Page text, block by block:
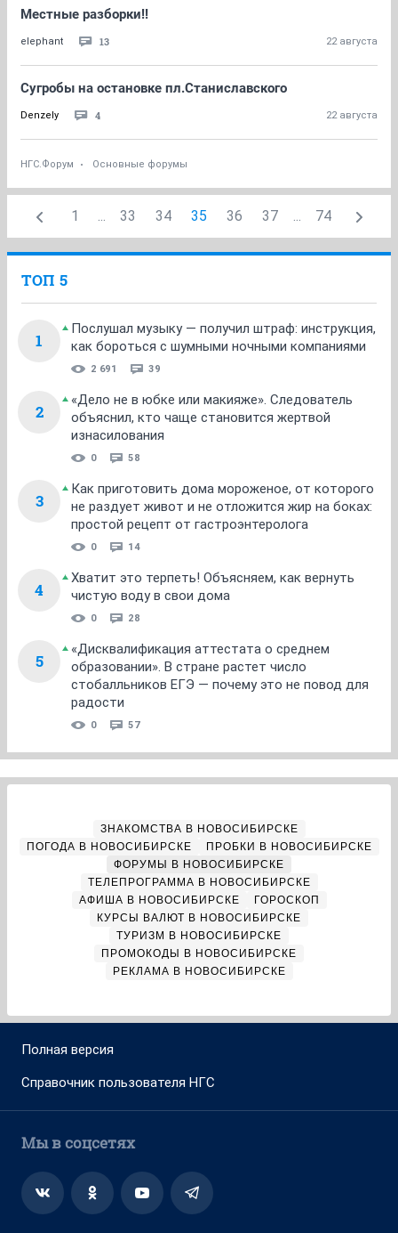
Местные разборки!!
elephant 13 22 августа
Сугробы на остановке пл.Станиславского
Denzely 4 22 августа
НГС.Форум Основные форумы
1 ... 33 34 35 36 37 ... 74
ТОП 5
1
Послушал музыку — получил штраф: инструкция,
как бороться с шумными ночными компаниями
2 691 39
2
«Дело не в юбке или макияже». Следователь
объяснил, кто чаще становится жертвой
изнасилования
0 58
3
Как приготовить дома мороженое, от которого
не раздует живот и не отложится жир на боках:
простой рецепт от гастроэнтеролога
0 14
4
Хватит это терпеть! Объясняем, как вернуть
чистую воду в свои дома
0 28
5
«Дисквалификация аттестата о среднем
образовании». В стране растет число
стобалльников ЕГЭ — почему это не повод для
радости
0 57
ЗНАКОМСТВА В НОВОСИБИРСКЕ
ПОГОДА В НОВОСИБИРСКЕ
ПРОБКИ В НОВОСИБИРСКЕ
ФОРУМЫ В НОВОСИБИРСКЕ
ТЕЛЕПРОГРАММА В НОВОСИБИРСКЕ
АФИША В НОВОСИБИРСКЕ
ГОРОСКОП
КУРСЫ ВАЛЮТ В НОВОСИБИРСКЕ
ТУРИЗМ В НОВОСИБИРСКЕ
ПРОМОКОДЫ В НОВОСИБИРСКЕ
РЕКЛАМА В НОВОСИБИРСКЕ
Полная версия
Справочник пользователя НГС
Мы в соцсетях